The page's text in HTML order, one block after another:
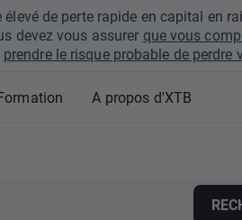
de perte rapide en capital en
devez vous assurer que vous
prendre le risque probable de perdre
A propos d'XTB